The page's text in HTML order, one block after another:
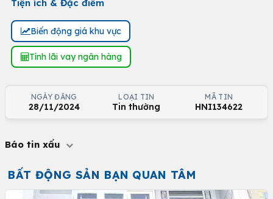
Tiện ích & Đặc điểm
Biến động giá khu vực
Tính lãi vay ngân hàng
NGÀY ĐĂNG
28/11/2024
LOẠI TIN
Tin thường
MÃ TIN
HNI134622
Báo tin xấu
BẤT ĐỘNG SẢN BẠN QUAN TÂM